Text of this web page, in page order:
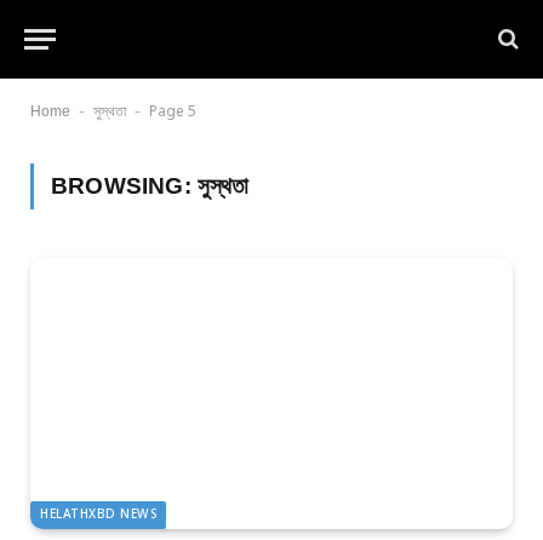
Home - সুস্থতা - Page 5
BROWSING: সুস্থতা
HELATHXBD NEWS